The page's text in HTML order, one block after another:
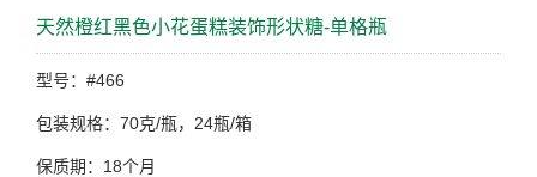
天然橙红黑色小花蛋糕装饰形状糖-单格瓶
型号：#466
包装规格：70克/瓶，24瓶/箱
保质期：18个月